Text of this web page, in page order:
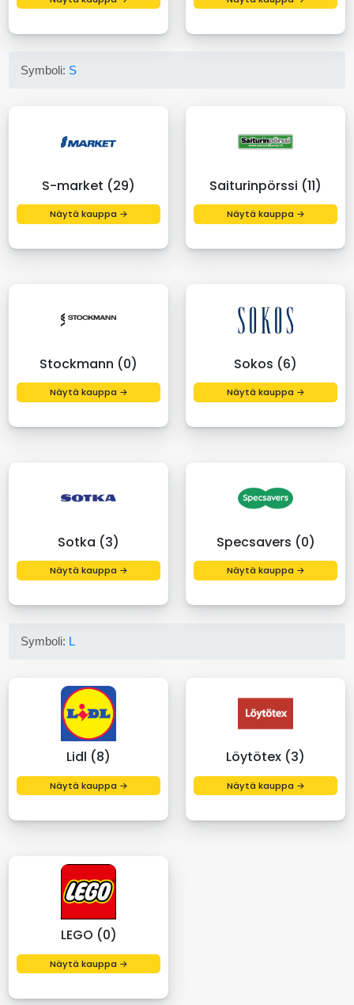
Symboli: S
S-market (29)
Näytä kauppa →
Saiturinpörssi (11)
Näytä kauppa →
Stockmann (0)
Näytä kauppa →
Sokos (6)
Näytä kauppa →
Sotka (3)
Näytä kauppa →
Specsavers (0)
Näytä kauppa →
Symboli: L
Lidl (8)
Näytä kauppa →
Löytötex (3)
Näytä kauppa →
LEGO (0)
Näytä kauppa →